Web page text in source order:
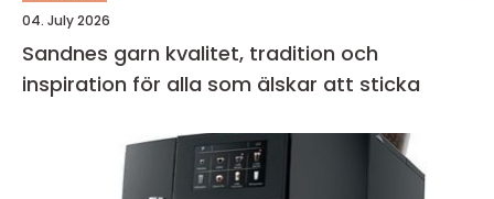
04. July 2026
Sandnes garn kvalitet, tradition och
inspiration för alla som älskar att sticka